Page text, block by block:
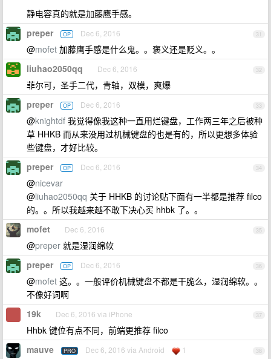
静电容真的就是加藤鹰手感。
31
preper OP Dec 6, 2016
@mofet 加藤鹰手感是什么鬼。。褒义还是贬义。。
32
liuhao2050qq Dec 6, 2016
菲尔可，圣手二代，青轴，双模，爽爆
33
preper OP Dec 6, 2016
@knightdf 我觉得像我这种一直用烂键盘，工作两三年之后被种
草 HHKB 而从来没用过机械键盘的也是有的，所以更想多体验
些键盘，才好比较。
34
preper OP Dec 6, 2016
@nicevar
@liuhao2050qq 关于 HHKB 的讨论贴下面有一半都是推荐 filco
的。。所以我越来越不敢下决心买 hhbk 了。。
35
mofet Dec 6, 2016
@preper 就是湿润绵软
36
preper OP Dec 6, 2016
@mofet 这。。一般评价机械键盘不都是干脆么，湿润绵软。。
不像好词啊
37
19k Dec 6, 2016 via iPhone
Hhbk 键位有点不同，前端更推荐 filco
38
mauve PRO Dec 6, 2016 via Android 1